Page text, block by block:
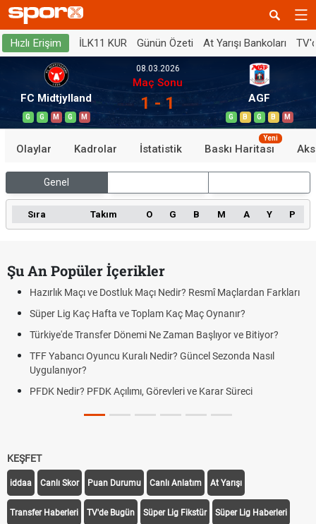
Hızlı Erişim İLK11 KUR Günün Özeti At Yarışı Bankoları
FC Midtjylland
G G M G M
08.03.2026
Maç Sonu
1 - 1 AGF
G B G B M
Olaylar Kadrolar İstatistik Baskı Haritası
Yeni
Genel
Sıra Takım O G B M A Y P
Şu An Popüler İçerikler
Hazırlık Maçı ve Dostluk Maçı Nedir? Resmî Maçlardan Farkları
Süper Lig Kaç Hafta ve Toplam Kaç Maç Oynanır?
Türkiye'de Transfer Dönemi Ne Zaman Başlıyor ve Bitiyor?
TFF Yabancı Oyuncu Kuralı Nedir? Güncel Sezonda Nasıl
Uygulanıyor?
PFDK Nedir? PFDK Açılımı, Görevleri ve Karar Süreci
KEŞFET
iddaa Canlı Skor Puan Durumu Canlı Anlatım At Yarışı
Transfer Haberleri TV'de Bugün Süper Lig Fikstür Süper Lig Haberleri